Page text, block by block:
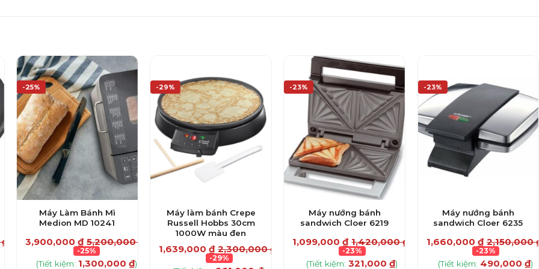
₫
-25%
Máy Làm Bánh Mì
Medion MD 10241
3,900,000₫ 5,200,000
-25%
(Tiết kiệm: 1,300,000 ₫)
-29%
Máy làm bánh Crepe
Russell Hobbs 30cm
1000W màu đen
1,639,000₫ 2,300,000₫
-29%
-23%
Máy nướng bánh
sandwich Cloer 6219
1,099,000₫ 1,420,000₫
-23%
(Tiết kiệm:321,000₫)
-23%
Máy nướng bánh
sandwich Cloer 6235
1,660,000 ₫ 2,150,000
-23%
(Tiết kiệm: 490,000₫)